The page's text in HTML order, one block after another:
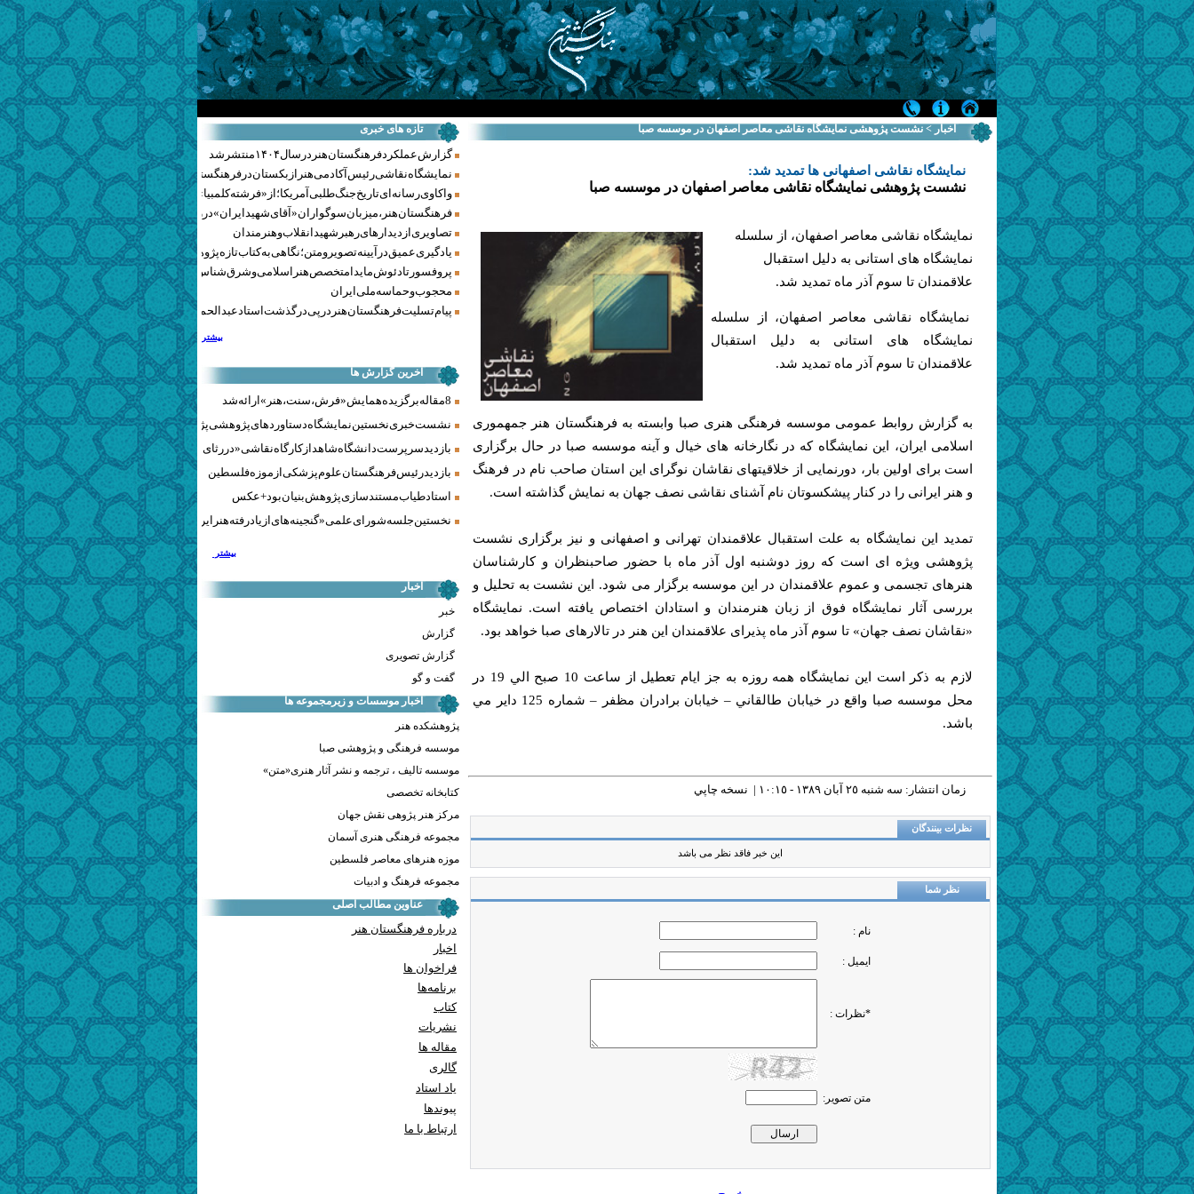
تازه های خبری
گزارش عملکرد فرهنگستان هنر در سال ۱۴۰۴ منتشر شد
نمایشگاه نقاشی رئیس آکادمی هنر ازبکستان در فرهنگستان هنر
واکاوی رسانه‌ای تاریخ جنگ‌طلبی آمریکا؛ از «فرشته کلمبیا» تا پنتاگونیسم هالیوود
فرهنگستان هنر، میزبان سوگواران «آقای شهید ایران» در روزهای وداع شد+ گزارش تصویری
تصاویری از دیدارهای رهبر شهید انقلاب و هنرمندان
یادگیری عمیق در آیینه تصویر و متن؛ نگاهی به کتاب تازه پژوهشکده هنر
پروفسور تادئوش مایدا متخصص هنر اسلامی و شرق‌شناس لهستانی درگذشت
محجوب و حماسه ملی ایران
پیام تسلیت فرهنگستان هنر در پی درگذشت استاد عبدالحمید نقره‌کار
بیشتر
آخرین گزارش ها
8 مقاله برگزیده همایش «فرش، سنت، هنر» ارائه شد
نشست خبری نخستین نمایشگاه دستاوردهای پژوهشی پژوهشگاه‌های هنری
بازدید سرپرست دانشگاه شاهد از کارگاه نقاشی «در رثای سیمرغ تجلی»
بازدید رئیس فرهنگستان علوم پزشکی از موزه فلسطین
استاد طیاب مستندسازی پژوهش‌بنیان بود + عکس
نخستین جلسه شورای علمی «گنجینه‌های ازیادرفته هنر ایران» برگزار شد
بیشتر
اخبار
خبر
گزارش
گزارش تصویری
گفت و گو
اخبار موسسات و زیرمجموعه ها
پژوهشکده هنر
موسسه فرهنگی و پژوهشی صبا
موسسه تالیف ، ترجمه و نشر آثار هنری«متن»
کتابخانه تخصصی
مرکز هنر پژوهی نقش جهان
مجموعه فرهنگی هنری آسمان
موزه هنرهای معاصر فلسطین
مجموعه فرهنگ و ادبیات
عناوین مطالب اصلی
درباره فرهنگستان هنر
اخبار
فراخوان ها
برنامه‌ها
کتاب
نشریات
مقاله ها
گالری
یاد استاد
پيوندها
ارتباط با ما
اخبار > نشست پژوهشی نمایشگاه نقاشی معاصر اصفهان در موسسه صبا
نمایشگاه نقاشی اصفهانی ها تمدید شد:
نشست پژوهشی نمایشگاه نقاشی معاصر اصفهان در موسسه صبا
نمایشگاه نقاشی معاصر اصفهان، از سلسله
نمایشگاه های استانی به دليل استقبال
علاقمندان تا سوم آذر ماه تمدید شد.
نمایشگاه نقاشی معاصر اصفهان، از سلسله
نمایشگاه های استانی به دليل استقبال
علاقمندان تا سوم آذر ماه تمدید شد.
به گزارش روابط عمومی موسسه فرهنگی هنری صبا وابسته به فرهنگستان هنر جمهموری
اسلامی ایران، این نمایشگاه که در نگارخانه های خیال و آینه موسسه صبا در حال برگزاری
است برای اولین بار، دورنمایی از خلاقیتهای نقاشان نوگرای این استان صاحب نام در فرهنگ
و هنر ایرانی را در کنار پیشکسوتان نام آشنای نقاشی نصف جهان به نمایش گذاشته است.
تمدید این نمایشگاه به علت استقبال علاقمندان تهرانی و اصفهانی و نیز برگزاری نشست
پژوهشی ویژه ای است که روز دوشنبه اول آذر ماه با حضور صاحبنظران و کارشناسان
هنرهای تجسمی و عموم علاقمندان در این موسسه برگزار می شود. این نشست به تحلیل و
بررسی آثار نمایشگاه فوق از زبان هنرمندان و استادان اختصاص يافته است. نمایشگاه
«نقاشان نصف جهان» تا سوم آذر ماه پذیرای علاقمندان این هنر در تالارهای صبا خواهد بود.
لازم به ذكر است اين نمايشگاه همه روزه به جز ايام تعطيل از ساعت 10 صبح الي 19 در
محل موسسه صبا واقع در خيابان طالقاني – خيابان برادران مظفر – شماره 125 داير مي
باشد.
زمان انتشار: سه شنبه ٢٥ آبان ١٣٨٩ - ١٠:١٥ | نسخه چاپي
نظرات بینندگان
این خبر فاقد نظر می باشد
نظر شما
نام :
ایمیل :
*نظرات :
متن تصویر: